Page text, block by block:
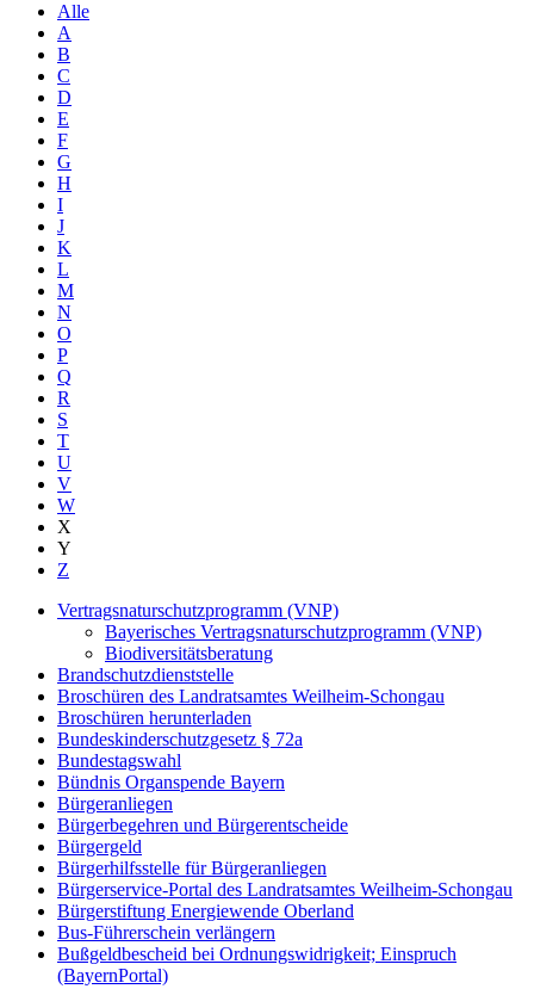
Alle
A
B
C
D
E
F
G
H
I
J
K
L
M
N
O
P
Q
R
S
T
U
V
W
X
Y
Z
Vertragsnaturschutzprogramm (VNP)
Bayerisches Vertragsnaturschutzprogramm (VNP)
Biodiversitätsberatung
Brandschutzdienststelle
Broschüren des Landratsamtes Weilheim-Schongau
Broschüren herunterladen
Bundeskinderschutzgesetz § 72a
Bundestagswahl
Bündnis Organspende Bayern
Bürgeranliegen
Bürgerbegehren und Bürgerentscheide
Bürgergeld
Bürgerhilfsstelle für Bürgeranliegen
Bürgerservice-Portal des Landratsamtes Weilheim-Schongau
Bürgerstiftung Energiewende Oberland
Bus-Führerschein verlängern
Bußgeldbescheid bei Ordnungswidrigkeit; Einspruch
(BayernPortal)